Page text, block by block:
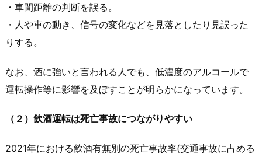
・車間距離の判断を誤る。
・人や車の動き、信号の変化などを見落としたり見誤った
りする。
なお、酒に強いと言われる人でも、低濃度のアルコールで
運転操作等に影響を及ぼすことが明らかになっています。
（２）飲酒運転は死亡事故につながりやすい
2021年における飲酒有無別の死亡事故率(交通事故に占める